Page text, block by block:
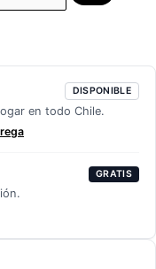
DISPONIBLE
en todo Chile.
GRATIS